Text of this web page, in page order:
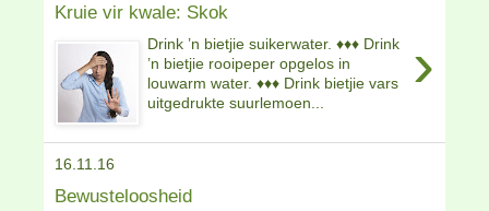
Kruie vir kwale: Skok
›
Drink ’n bietjie suikerwater. ♦♦♦ Drink
’n bietjie rooipeper opgelos in
louwarm water. ♦♦♦ Drink bietjie vars
uitgedrukte suurlemoen...
16.11.16
Bewusteloosheid